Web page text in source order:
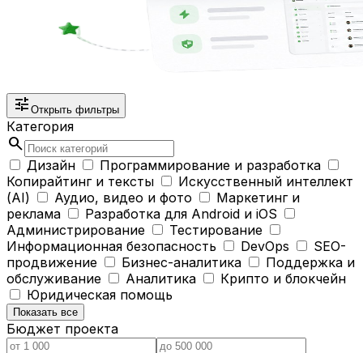
tune Открыть фильтры
Категория
search
Дизайн
Программирование и разработка
Копирайтинг и тексты
Искусственный интеллект
(AI)
Аудио, видео и фото
Маркетинг и
реклама
Разработка для Android и iOS
Администрирование
Тестирование
Информационная безопасность
DevOps
SEO-
продвижение
Бизнес-аналитика
Поддержка и
обслуживание
Аналитика
Крипто и блокчейн
Юридическая помощь
Показать все
Бюджет проекта